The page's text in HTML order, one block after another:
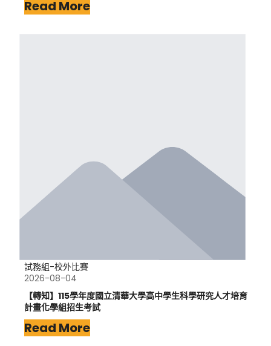
Read More
試務組-校外比賽
2026-08-04
【轉知】115學年度國立清華大學高中學生科學研究人才培育
計畫化學組招生考試
Read More